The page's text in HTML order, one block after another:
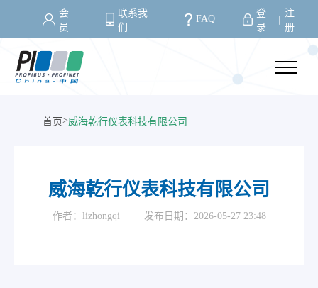
会
员
联系我
们
FAQ
登
录
注
册
首页>威海乾行仪表科技有限公司
威海乾行仪表科技有限公司
作者：lizhongqi 发布日期：2026-05-27 23:48